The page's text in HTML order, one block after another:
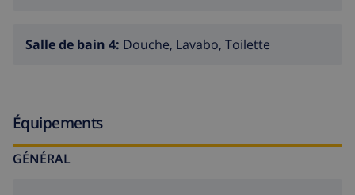
Salle de bain 4: Douche, Lavabo, Toilette
Équipements
GÉNÉRAL